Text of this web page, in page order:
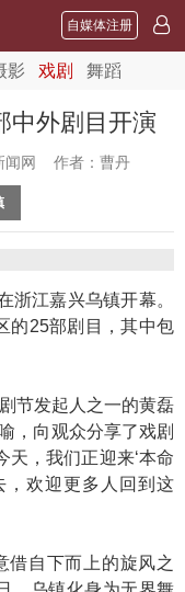
自媒体注册
影 戏剧 舞蹈
中外剧目开演
闻网 作者：曹丹
江嘉兴乌镇开幕。
的25部剧目，其中包
节发起人之一的黄磊
，向观众分享了戏剧
天，我们正迎来‘本命
，欢迎更多人回到这
自下而上的旋风之